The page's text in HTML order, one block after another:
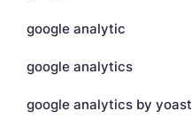
google analytic
google analytics
google analytics by yoast